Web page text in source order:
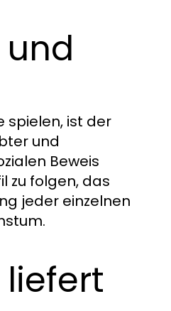
spielen, ist der
und
Beweis
zu folgen, das
jeder einzelnen